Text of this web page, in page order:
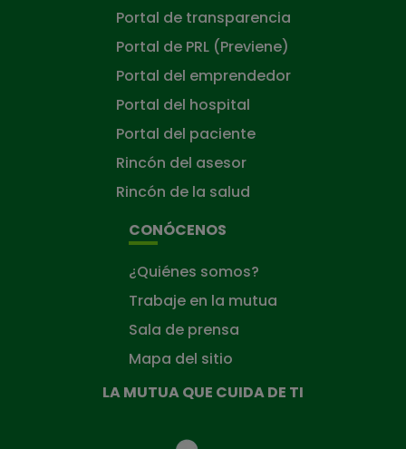
Portal de transparencia
Portal de PRL (Previene)
Portal del emprendedor
Portal del hospital
Portal del paciente
Rincón del asesor
Rincón de la salud
CONÓCENOS
¿Quiénes somos?
Trabaje en la mutua
Sala de prensa
Mapa del sitio
LA MUTUA QUE CUIDA DE TI